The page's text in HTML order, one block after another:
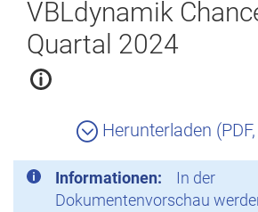
VBLdynamik
Quartal 2024
Herunterladen
Informationen:
In der
Dokumentenvorschau